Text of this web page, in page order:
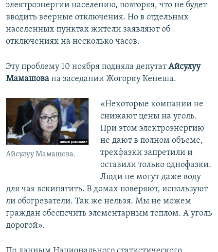
электроэнергии населению, повторяя, что не будет
вводить веерные отключения. Но в отдельных
населенных пунктах жители заявляют об
отключениях на несколько часов.
Эту проблему 10 ноября подняла депутатАйсулуу
Мамашова на заседании Жогорку Кенеша.
Айсулуу Мамашова.
«Некоторые компании не
снижают цены на уголь.
При этом электроэнергию
не дают в полном объеме,
трехфазки запретили и
оставили только однофазки.
Люди не могут даже воду
для чая вскипятить. В домах поверяют, используют
ли обогреватели. Так же нельзя. Мы не можем
граждан обеспечить элементарным теплом. А уголь
дорогой».